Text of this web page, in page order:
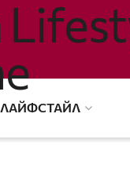
ЛАЙФСТАЙЛ